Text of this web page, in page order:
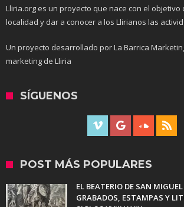
Lliria.org es un proyecto que nace con el objetivo
localidad y dar a conocer a los Llirianos las
Un proyecto desarrollado por La Barrica
marketing de Lliria
SÍGUENOS
POST MÁS POPULARES
EL BEATERIO DE SAN
GRABADOS, ESTAMPAS Y